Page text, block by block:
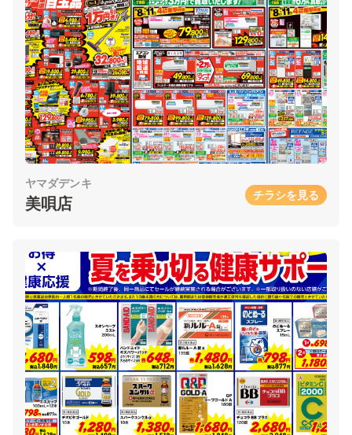
ヤマダデンキ
美唄店 チラシを見る